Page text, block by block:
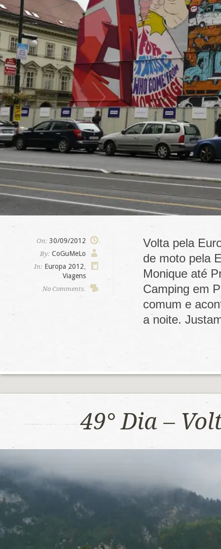
On: 30/09/2012
By: CoGuMeLo
In: Europa 2012
Viagens
No Comments.
Volta pela
de moto pela
Monique até
Camping em
comum e
a noite.
49° Dia –